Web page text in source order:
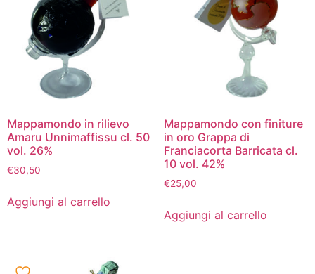
Mappamondo in rilievo
Amaru Unnimaffissu cl. 50
vol. 26%
€30,50
Aggiungi al carrello
Mappamondo con finiture
in oro Grappa di
Franciacorta Barricata cl.
10 vol. 42%
€25,00
Aggiungi al carrello